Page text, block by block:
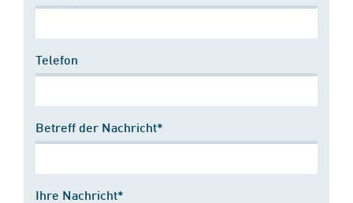
Telefon
Betreff der Nachricht*
Ihre Nachricht*